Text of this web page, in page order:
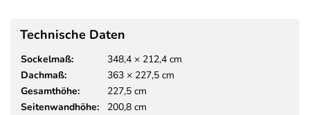
Technische Daten
Sockelmaß:
348,4 × 212,4 cm
Dachmaß:
363 × 227,5 cm
Gesamthöhe:
227,5 cm
Seitenwandhöhe:
200,8 cm